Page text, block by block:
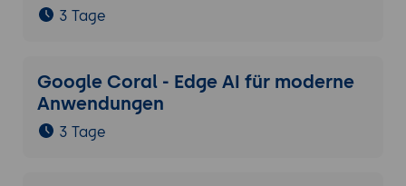
3 Tage
Google Coral - Edge AI für moderne
Anwendungen
3 Tage